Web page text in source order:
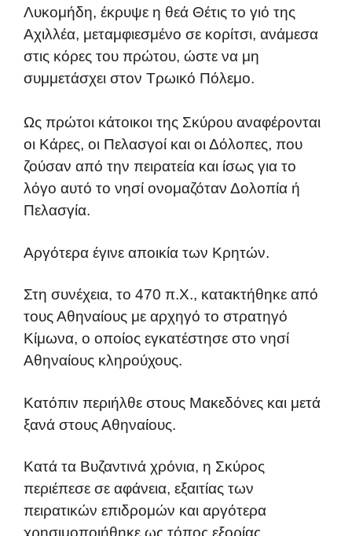
Λυκομήδη, έκρυψε η θεά Θέτις το γιό της
Αχιλλέα, μεταμφιεσμένο σε κορίτσι, ανάμεσα
στις κόρες του πρώτου, ώστε να μη
συμμετάσχει στον Τρωικό Πόλεμο.
Ως πρώτοι κάτοικοι της Σκύρου αναφέρονται
οι Κάρες, οι Πελασγοί και οι Δόλοπες, που
ζούσαν από την πειρατεία και ίσως για το
λόγο αυτό το νησί ονομαζόταν Δολοπία ή
Πελασγία.
Αργότερα έγινε αποικία των Κρητών.
Στη συνέχεια, το 470 π.Χ., κατακτήθηκε από
τους Αθηναίους με αρχηγό το στρατηγό
Κίμωνα, ο οποίος εγκατέστησε στο νησί
Αθηναίους κληρούχους.
Κατόπιν περιήλθε στους Μακεδόνες και μετά
ξανά στους Αθηναίους.
Κατά τα Βυζαντινά χρόνια, η Σκύρος
περιέπεσε σε αφάνεια, εξαιτίας των
πειρατικών επιδρομών και αργότερα
χρησιμοποιήθηκε ως τόπος εξορίας.